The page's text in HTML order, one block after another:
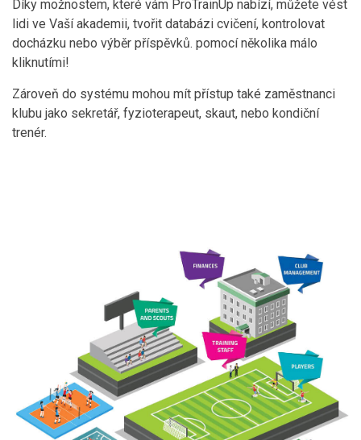
Díky možnostem, které vám ProTrainUp nabízí, můžete vést
lidi ve Vaší akademii, tvořit databázi cvičení, kontrolovat
docházku nebo výběr příspěvků. pomocí několika málo
kliknutími!
Zároveň do systému mohou mít přístup také zaměstnanci
klubu jako sekretář, fyzioterapeut, skaut, nebo kondiční
trenér.